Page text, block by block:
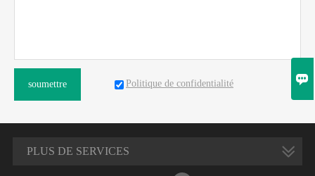
soumettre Politique de confidentialité
PLUS DE SERVICES
